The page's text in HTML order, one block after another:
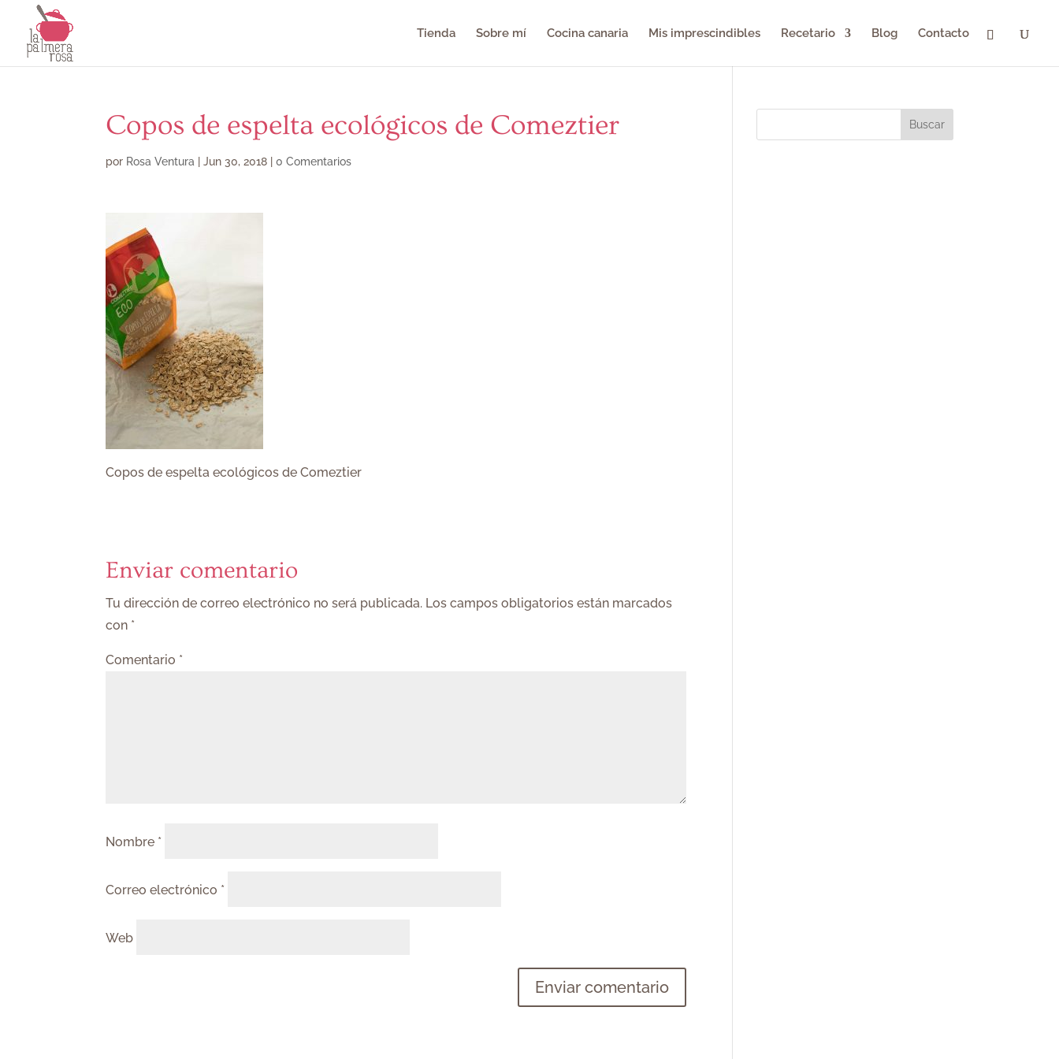
Tienda Sobre mí Cocina canaria Mis imprescindibles Recetario Blog Contacto
Copos de espelta ecológicos de Comeztier
por Rosa Ventura |Jun 30, 2018 |0 Comentarios
Copos de espelta ecológicos de Comeztier
Enviar comentario
Tu dirección de correo electrónico no será publicada. Los campos obligatorios están marcados
con *
Comentario *
Nombre *
Correo electrónico *
Web
Buscar